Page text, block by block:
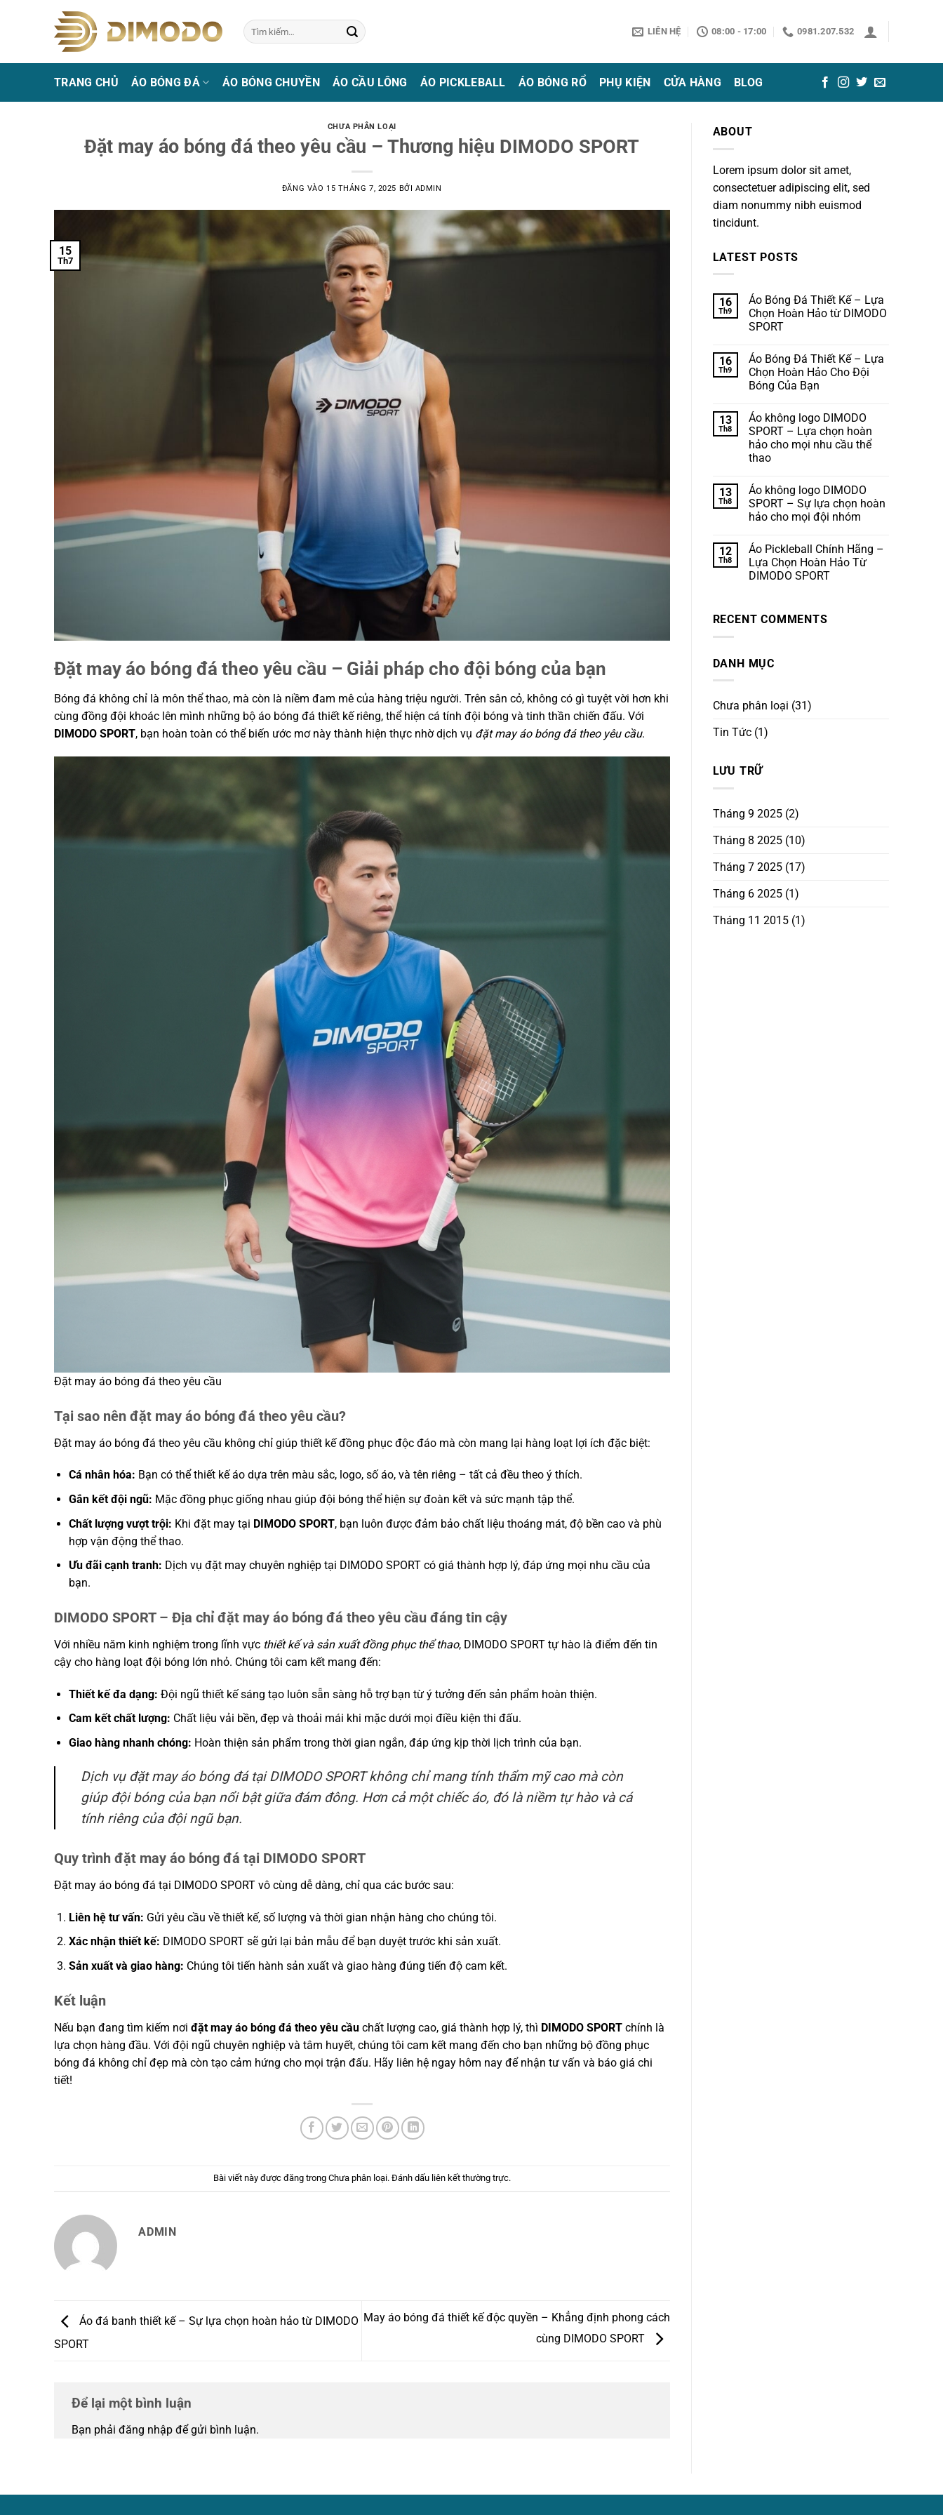
dung
Tìm
kiếm:
LIÊN HỆ 08:00 - 17:00 0981.207.532
TRANG CHỦ ÁO BÓNG ĐÁ ÁO BÓNG CHUYỀN ÁO CẦU LÔNG ÁO PICKLEBALL ÁO BÓNG RỔ PHỤ KIỆN CỬA HÀNG BLOG
CHƯA PHÂN LOẠI
Đặt may áo bóng đá theo yêu cầu – Thương hiệu DIMODO SPORT
ĐĂNG VÀO 15 THÁNG 7, 2025 BỞI ADMIN
15
Th7
Đặt may áo bóng đá theo yêu cầu – Giải pháp cho đội bóng của bạn
Bóng đá không chỉ là môn thể thao, mà còn là niềm đam mê của hàng triệu người. Trên sân cỏ, không có gì tuyệt vời hơn khi
cùng đồng đội khoác lên mình những bộ áo bóng đá thiết kế riêng, thể hiện cá tính đội bóng và tinh thần chiến đấu. Với
DIMODO SPORT, bạn hoàn toàn có thể biến ước mơ này thành hiện thực nhờ dịch vụ đặt may áo bóng đá theo yêu cầu.
Đặt may áo bóng đá theo yêu cầu
Tại sao nên đặt may áo bóng đá theo yêu cầu?
Đặt may áo bóng đá theo yêu cầu không chỉ giúp thiết kế đồng phục độc đáo mà còn mang lại hàng loạt lợi ích đặc biệt:
Cá nhân hóa: Bạn có thể thiết kế áo dựa trên màu sắc, logo, số áo, và tên riêng – tất cả đều theo ý thích.
Gắn kết đội ngũ: Mặc đồng phục giống nhau giúp đội bóng thể hiện sự đoàn kết và sức mạnh tập thể.
Chất lượng vượt trội: Khi đặt may tại DIMODO SPORT, bạn luôn được đảm bảo chất liệu thoáng mát, độ bền cao và phù
hợp vận động thể thao.
Ưu đãi cạnh tranh: Dịch vụ đặt may chuyên nghiệp tại DIMODO SPORT có giá thành hợp lý, đáp ứng mọi nhu cầu của
bạn.
DIMODO SPORT – Địa chỉ đặt may áo bóng đá theo yêu cầu đáng tin cậy
Với nhiều năm kinh nghiệm trong lĩnh vực thiết kế và sản xuất đồng phục thể thao, DIMODO SPORT tự hào là điểm đến tin
cậy cho hàng loạt đội bóng lớn nhỏ. Chúng tôi cam kết mang đến:
Thiết kế đa dạng: Đội ngũ thiết kế sáng tạo luôn sẵn sàng hỗ trợ bạn từ ý tưởng đến sản phẩm hoàn thiện.
Cam kết chất lượng: Chất liệu vải bền, đẹp và thoải mái khi mặc dưới mọi điều kiện thi đấu.
Giao hàng nhanh chóng: Hoàn thiện sản phẩm trong thời gian ngắn, đáp ứng kịp thời lịch trình của bạn.
Dịch vụ đặt may áo bóng đá tại DIMODO SPORT không chỉ mang tính thẩm mỹ cao mà còn
giúp đội bóng của bạn nổi bật giữa đám đông. Hơn cả một chiếc áo, đó là niềm tự hào và cá
tính riêng của đội ngũ bạn.
Quy trình đặt may áo bóng đá tại DIMODO SPORT
Đặt may áo bóng đá tại DIMODO SPORT vô cùng dễ dàng, chỉ qua các bước sau:
Liên hệ tư vấn: Gửi yêu cầu về thiết kế, số lượng và thời gian nhận hàng cho chúng tôi.
Xác nhận thiết kế: DIMODO SPORT sẽ gửi lại bản mẫu để bạn duyệt trước khi sản xuất.
Sản xuất và giao hàng: Chúng tôi tiến hành sản xuất và giao hàng đúng tiến độ cam kết.
Kết luận
Nếu bạn đang tìm kiếm nơi đặt may áo bóng đá theo yêu cầu chất lượng cao, giá thành hợp lý, thì DIMODO SPORT chính là
lựa chọn hàng đầu. Với đội ngũ chuyên nghiệp và tâm huyết, chúng tôi cam kết mang đến cho bạn những bộ đồng phục
bóng đá không chỉ đẹp mà còn tạo cảm hứng cho mọi trận đấu. Hãy liên hệ ngay hôm nay để nhận tư vấn và báo giá chi
tiết!
Bài viết này được đăng trong Chưa phân loại. Đánh dấu liên kết thường trực.
ADMIN
Áo đá banh thiết kế – Sự lựa chọn hoàn hảo từ DIMODO
SPORT
May áo bóng đá thiết kế độc quyền – Khẳng định phong cách
cùng DIMODO SPORT
Để lại một bình luận
Bạn phải đăng nhập để gửi bình luận.
ABOUT
Lorem ipsum dolor sit amet,
consectetuer adipiscing elit, sed
diam nonummy nibh euismod
tincidunt.
LATEST POSTS
16
Th9
Áo Bóng Đá Thiết Kế – Lựa
Chọn Hoàn Hảo từ DIMODO
SPORT
16
Th9
Áo Bóng Đá Thiết Kế – Lựa
Chọn Hoàn Hảo Cho Đội
Bóng Của Bạn
13
Th8
Áo không logo DIMODO
SPORT – Lựa chọn hoàn
hảo cho mọi nhu cầu thể
thao
13
Th8
Áo không logo DIMODO
SPORT – Sự lựa chọn hoàn
hảo cho mọi đội nhóm
12
Th8
Áo Pickleball Chính Hãng –
Lựa Chọn Hoàn Hảo Từ
DIMODO SPORT
RECENT COMMENTS
DANH MỤC
Chưa phân loại (31)
Tin Tức(1)
LƯU TRỮ
Tháng 9 2025(2)
Tháng 8 2025(10)
Tháng 7 2025(17)
Tháng 6 2025(1)
Tháng 11 2015(1)